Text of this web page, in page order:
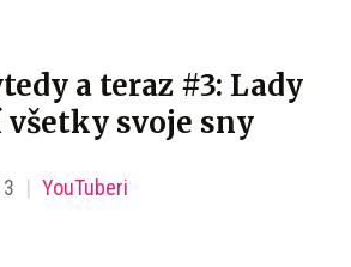
a teraz #3: Lady
svoje sny
YouTuberi